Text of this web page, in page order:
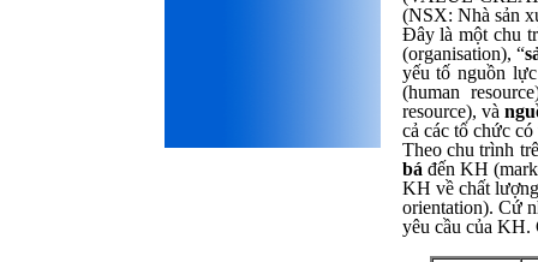
khỏe và năng lực để học đến
(NSX: Nhà sản
Đây là một chu
(organisation), “
yếu tố nguồn
(human
resource), và
cả các tổ chức có
Theo chu trình
bá đến KH
KH về chất
orientation). Cứ
yêu cầu của KH.